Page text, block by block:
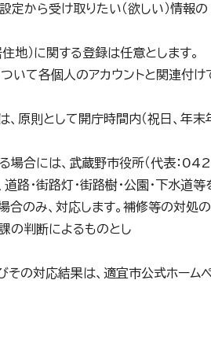
定から受け取りたい（欲しい）情報の
地）に関する登録は任意とします。
ついて各個人のアカウントと関連付
、原則として開庁時間内（祝日、
場合には、武蔵野市役所（代表：
道路・街路灯・街路樹・公園・下水
合のみ、対応します。補修等の対
の判断によるものとし
その対応結果は、適宜市公式ホームペ